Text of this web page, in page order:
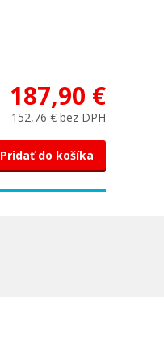
187,90 €
152,76 € bez DPH
Pridať do košíka